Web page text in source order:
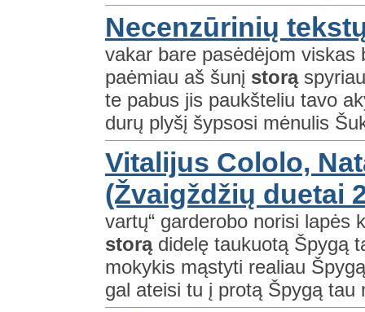
Necenzūrinių
vakar bare pasėdėjom viskas
paėmiau aš šunį storą
te pabus jis paukšteliu tavo
durų plyšį šypsosi mėnulis
Vitalijus Cololo,
(Žvaigždžių duetai
vartų“ garderobo norisi lapės
storądidelę taukuotą Špygą
mokykis mąstyti realiau
gal ateisi tu į protą Špygą tau